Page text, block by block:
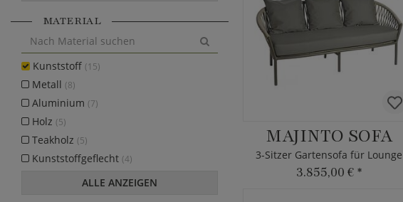
MAJINTO SOFA
3-Sitzer Gartensofa für Lounge
3.855,00 € *
MATERIAL
Kunststoff (15)
Metall (8)
Aluminium (7)
Holz (5)
Teakholz (5)
Kunststoffgeflecht (4)
ALLE ANZEIGEN